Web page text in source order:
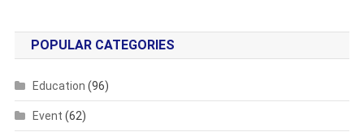
POPULAR CATEGORIES
Education (96)
Event (62)